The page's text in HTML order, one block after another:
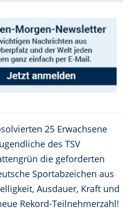
25 Erwachsene
des TSV
die geforderten
Sportabzeichen aus
Ausdauer, Kraft und
Rekord-Teilnehmerzahl!